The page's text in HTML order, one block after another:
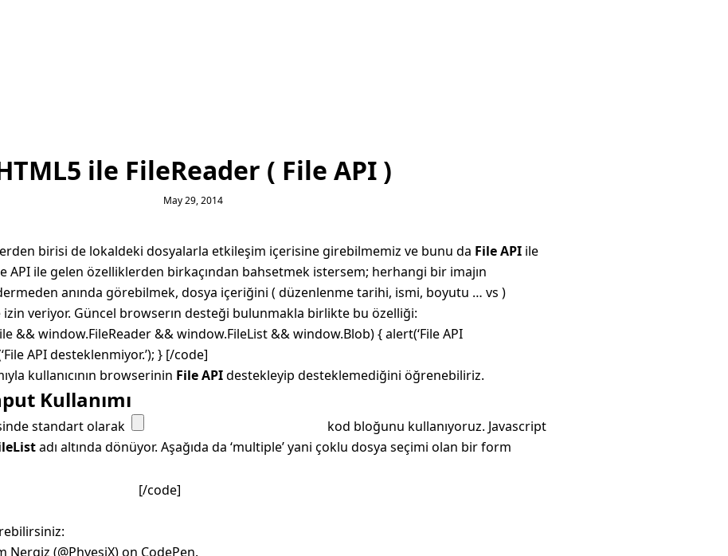
ile FileReader ( File API )
May 29, 2014
birisi de lokaldeki dosyalarla etkileşim içerisine girebilmemiz ve bunu da File API ile
API ile gelen özelliklerden birkaçından bahsetmek istersem; herhangi bir imajın
anında görebilmek, dosya içeriğini ( düzenlenme tarihi, ismi, boyutu … vs )
veriyor. Güncel browserın desteği bulunmakla birlikte bu özelliği:
&& window.FileReader && window.FileList && window.Blob) { alert(‘File API
API desteklenmiyor.’); } [/code]
kullanıcının browserinin File APIdestekleyip desteklemediğini öğrenebiliriz.
Kullanımı
standart olarak
kod bloğunu kullanıyoruz. Javascript
adı altında dönüyor. Aşağıda da ‘multiple’ yani çoklu dosya seçimi olan bir form
[/code]
Nergiz (@PhyesiX) on CodePen.